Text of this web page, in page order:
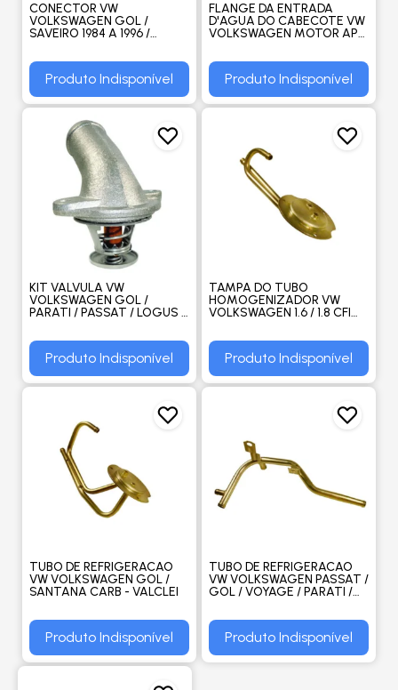
CONECTOR VW
VOLKSWAGEN GOL /
SAVEIRO 1984 A 1996 /
SA - VALCLEI
Produto Indisponível
FLANGE DA ENTRADA
D'AGUA DO CABECOTE VW
VOLKSWAGEN MOTOR AP
Produto Indisponível
KIT VALVULA VW
VOLKSWAGEN GOL /
PARATI / PASSAT / LOGUS /
MONDEO - VALCLEI
Produto Indisponível
TAMPA DO TUBO
HOMOGENIZADOR VW
VOLKSWAGEN 1.6 / 1.8 CFI
Produto Indisponível
TUBO DE REFRIGERACAO
VW VOLKSWAGEN GOL /
SANTANA CARB - VALCLEI
Produto Indisponível
TUBO DE REFRIGERACAO
VW VOLKSWAGEN PASSAT /
GOL / VOYAGE / PARATI /
VALCLEI
Produto Indisponível